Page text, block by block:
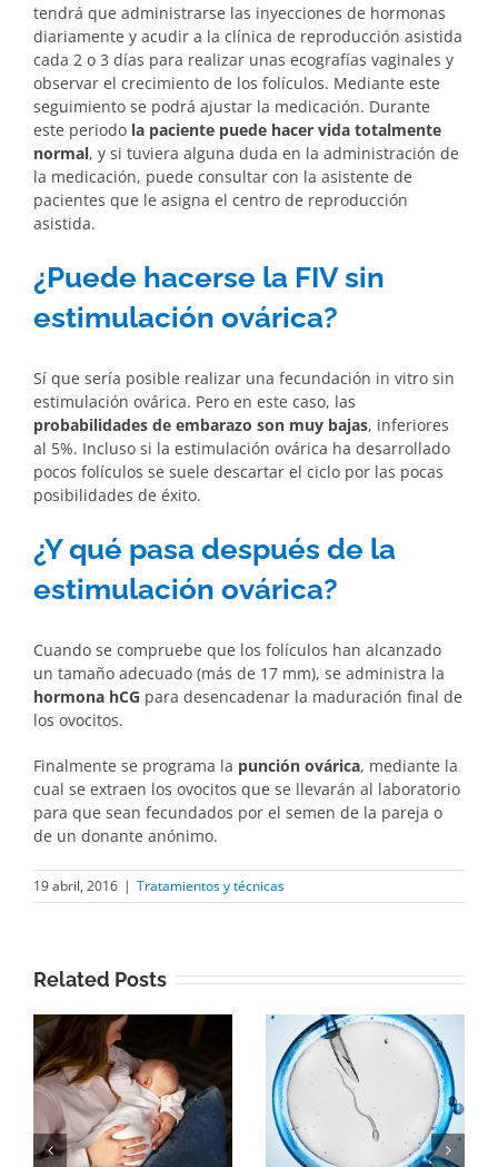
tendrá que administrarse las inyecciones de hormonas
diariamente y acudir a la clínica de reproducción asistida
cada 2 o 3 días para realizar unas ecografías vaginales y
observar el crecimiento de los folículos. Mediante este
seguimiento se podrá ajustar la medicación. Durante
este periodo la paciente puede hacer vida totalmente
normal, y si tuviera alguna duda en la administración de
la medicación, puede consultar con la asistente de
pacientes que le asigna el centro de reproducción
asistida.
¿Puede hacerse la FIV sin
estimulación ovárica?
Sí que sería posible realizar una fecundación in vitro sin
estimulación ovárica. Pero en este caso, las
probabilidades de embarazo son muy bajas, inferiores
al 5%. Incluso si la estimulación ovárica ha desarrollado
pocos folículos se suele descartar el ciclo por las pocas
posibilidades de éxito.
¿Y qué pasa después de la
estimulación ovárica?
Cuando se compruebe que los folículos han alcanzado
un tamaño adecuado (más de 17 mm), se administra la
hormona hCG para desencadenar la maduración final de
los ovocitos.
Finalmente se programa la punción ovárica, mediante la
cual se extraen los ovocitos que se llevarán al laboratorio
para que sean fecundados por el semen de la pareja o
de un donante anónimo.
19 abril, 2016 | Tratamientos y técnicas
Related Posts